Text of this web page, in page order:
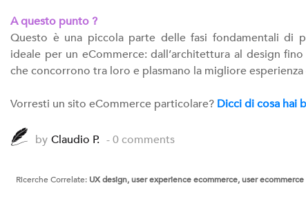
A questo punto ?
Questo è una piccola parte delle fasi fondamentali di
ideale per un eCommerce: dall’architettura al design fino
che concorrono tra loro e plasmano la migliore
Vorresti un sito eCommerce particolare? Dicci di cosa hai
by Claudio P. - 0 comments
Ricerche Correlate: UX design, user experience ecommerce, user ecommerce